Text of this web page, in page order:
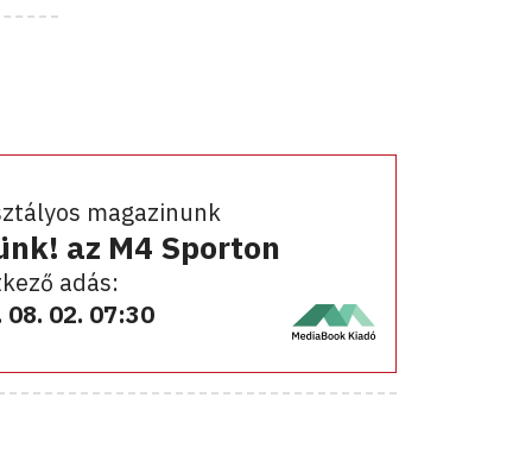
magazinunk
az M4 Sporton
adás:
08. 02. 07:30